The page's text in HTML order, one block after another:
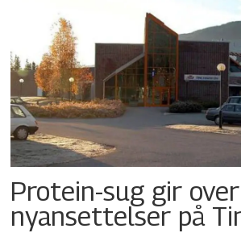
Protein-sug gir
nyansettelser på